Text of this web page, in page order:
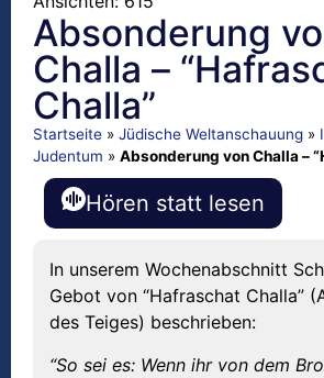
Absonderung
Challa –
Challa”
Startseite » Jüdische Weltanschauung »
Judentum » Absonderung von Challa –
Hören statt lesen
In unserem Wochenabschnitt
Gebot von “Hafraschat Challa”
des Teiges) beschrieben:
“So sei es: Wenn ihr von dem